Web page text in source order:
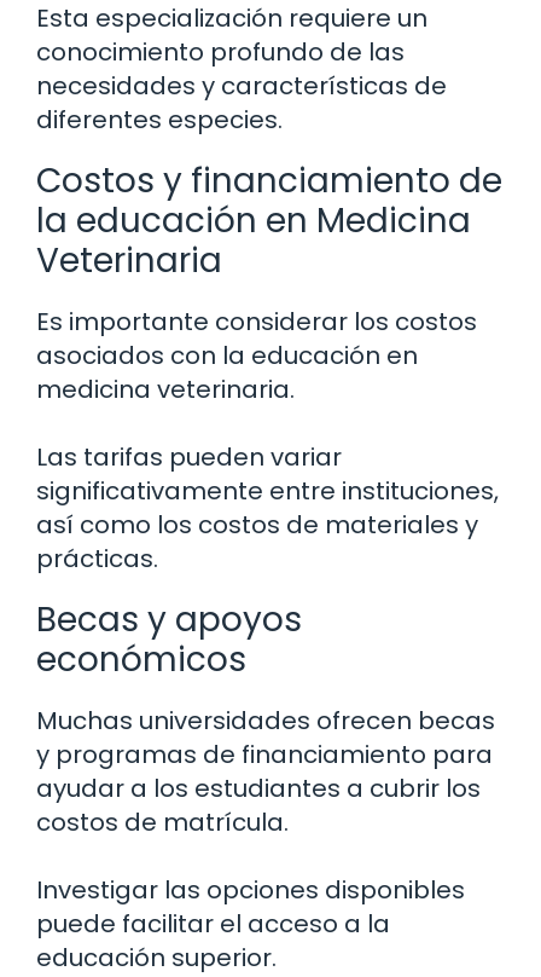
Esta especialización requiere un
conocimiento profundo de las
necesidades y características de
diferentes especies.
Costos y financiamiento de
la educación en Medicina
Veterinaria
Es importante considerar los costos
asociados con la educación en
medicina veterinaria.
Las tarifas pueden variar
significativamente entre instituciones,
así como los costos de materiales y
prácticas.
Becas y apoyos
económicos
Muchas universidades ofrecen becas
y programas de financiamiento para
ayudar a los estudiantes a cubrir los
costos de matrícula.
Investigar las opciones disponibles
puede facilitar el acceso a la
educación superior.